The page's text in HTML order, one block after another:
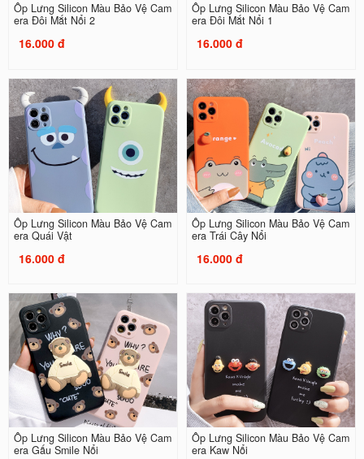
Ốp Lưng Silicon Màu Bảo Vệ Cam
era Đôi Mắt Nổi 2
16.000 đ
Ốp Lưng Silicon Màu Bảo Vệ Cam
era Đôi Mắt Nổi 1
16.000 đ
Ốp Lưng Silicon Màu Bảo Vệ Cam
era Quái Vật
16.000 đ
Ốp Lưng Silicon Màu Bảo Vệ Cam
era Trái Cây Nổi
16.000 đ
Ốp Lưng Silicon Màu Bảo Vệ Cam
era Gấu Smile Nổi
Ốp Lưng Silicon Màu Bảo Vệ Cam
era Kaw Nổi